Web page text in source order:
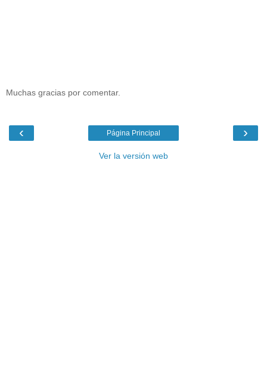
Muchas gracias por comentar.
‹ ›
Página Principal
Ver la versión web